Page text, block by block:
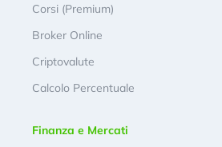
Corsi (Premium)
Broker Online
Criptovalute
Calcolo Percentuale
Finanza e Mercati